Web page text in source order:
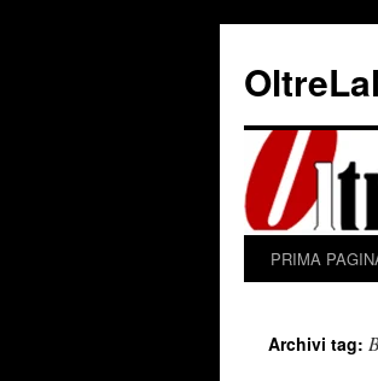
contenuto
PRIMA
Archivi tag: